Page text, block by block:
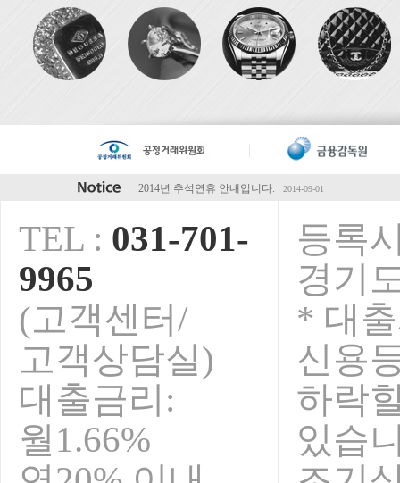
보안서버인증서 구축완료! 2015-02-23
2014년 추석연휴 안내입니다. 2014-09-01
5월초 연휴 안내입니다.
청마해 설연휴 안내입니다. 2014-01-15
2013-09-01
오렌지전당포 전국가맹점 영업안내 2013-08-09
TEL : 031-701-
9965
(고객센터/
고객상담실)
대출금리:
월1.66%
등록
경기
* 대
신용
하락
있습